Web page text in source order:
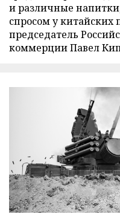
и различные
спросом у китайских
председатель
коммерции Павел